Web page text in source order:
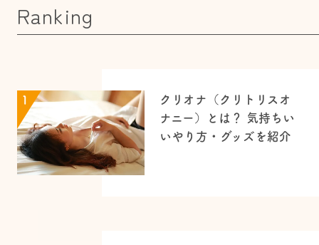
Ranking
1
クリオナ（クリトリスオ
ナニー）とは？ 気持ちい
いやり方・グッズを紹介